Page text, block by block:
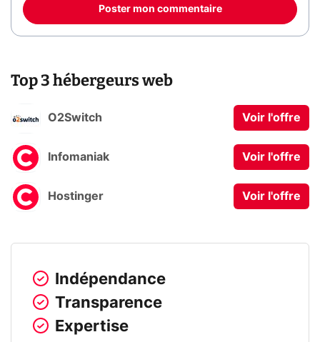
Poster mon commentaire
Top 3 hébergeurs web
O2Switch Voir l'offre
Infomaniak Voir l'offre
Hostinger Voir l'offre
Indépendance
Transparence
Expertise